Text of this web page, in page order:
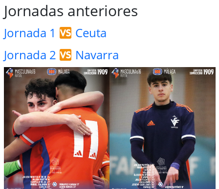
Jornadas anteriores
Jornada 1
Ceuta
Jornada 2
Navarra